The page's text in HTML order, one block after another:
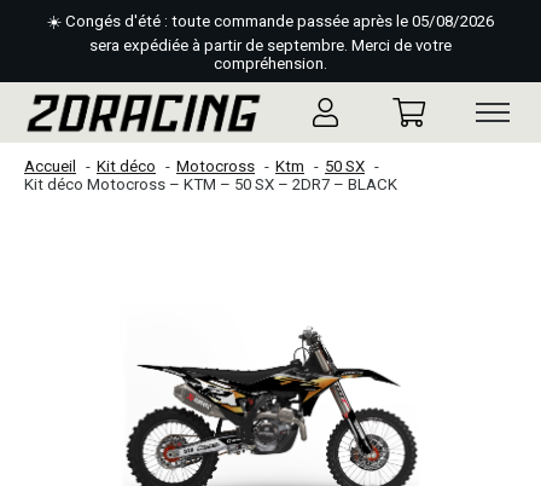
☀️ Congés d'été : toute commande passée après le 05/08/2026
sera expédiée à partir de septembre. Merci de votre
compréhension.
Accueil Kit déco Motocross Ktm
50 SX
Kit déco Motocross – KTM – 50 SX – 2DR7 – BLACK